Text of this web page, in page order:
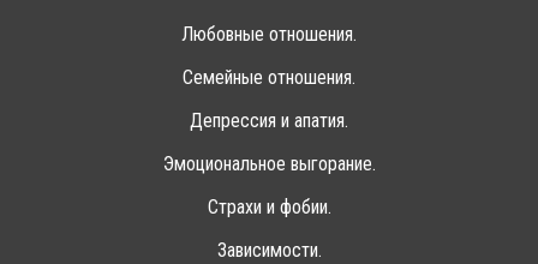
Любовные отношения.
Семейные отношения.
Депрессия и апатия.
Эмоциональное выгорание.
Страхи и фобии.
Зависимости.